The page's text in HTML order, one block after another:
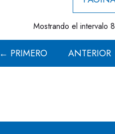
Mostrando el intervalo
← PRIMERO ANTERIOR